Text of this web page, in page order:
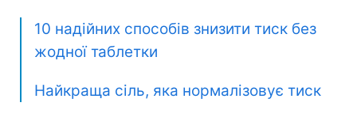
10 надійних способів знизити тиск без
жодної таблетки
Найкраща сіль, яка нормалізовує тиск